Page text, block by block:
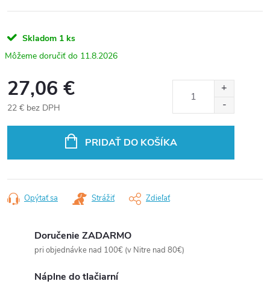
Skladom 1 ks
11.8.2026
27,06 €
22 € bez DPH
PRIDAŤ DO KOŠÍKA
Opýtať sa Strážiť Zdieľať
Doručenie ZADARMO
pri objednávke nad 100€ (v Nitre nad 80€)
Náplne do tlačiarní